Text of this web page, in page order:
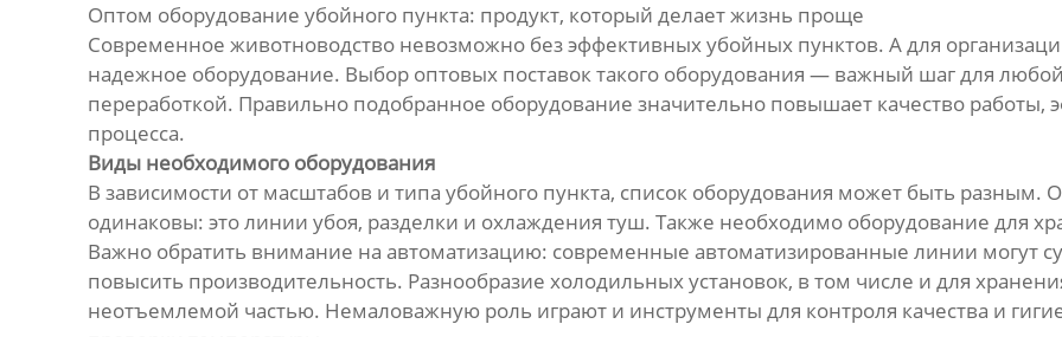
Оптом оборудование убойного пункта: продукт, который делает жизнь проще
Современное животноводство невозможно без эффективных убойных пунктов. А для
надежное оборудование. Выбор оптовых поставок такого оборудования — важный шаг для
переработкой. Правильно подобранное оборудование значительно повышает качество работы,
процесса.
Виды необходимого оборудования
В зависимости от масштабов и типа убойного пункта, список оборудования может быть разным.
одинаковы: это линии убоя, разделки и охлаждения туш. Также необходимо оборудование для
Важно обратить внимание на автоматизацию: современные автоматизированные линии могут
повысить производительность. Разнообразие холодильных установок, в том числе и для
неотъемлемой частью. Немаловажную роль играют и инструменты для контроля качества и